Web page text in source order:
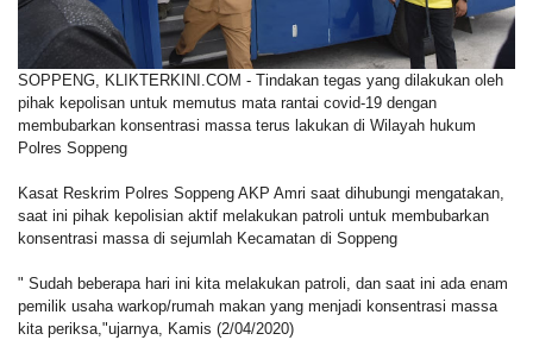
SOPPENG, KLIKTERKINI.COM - Tindakan tegas yang dilakukan oleh
pihak kepolisan untuk memutus mata rantai covid-19 dengan
membubarkan konsentrasi massa terus lakukan di Wilayah hukum
Polres Soppeng
Kasat Reskrim Polres Soppeng AKP Amri saat dihubungi mengatakan,
saat ini pihak kepolisian aktif melakukan patroli untuk membubarkan
konsentrasi massa di sejumlah Kecamatan di Soppeng
" Sudah beberapa hari ini kita melakukan patroli, dan saat ini ada enam
pemilik usaha warkop/rumah makan yang menjadi konsentrasi massa
kita periksa,"ujarnya, Kamis (2/04/2020)